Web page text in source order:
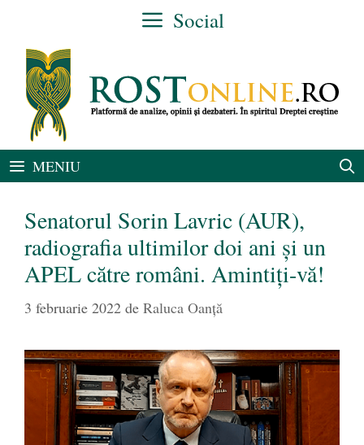
conținut
Social
MENIU
Senatorul Sorin Lavric (AUR),
radiografia ultimilor doi ani și un
APEL către români. Amintiți-vă!
3 februarie 2022 de Raluca Oanță